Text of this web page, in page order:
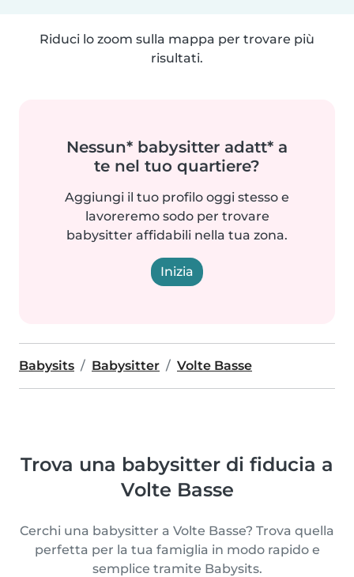
Riduci lo zoom sulla mappa per trovare più
risultati.
Nessun* babysitter adatt* a
te nel tuo quartiere?
Aggiungi il tuo profilo oggi stesso e
lavoreremo sodo per trovare
babysitter affidabili nella tua zona.
Inizia
Babysits Babysitter Volte Basse
Trova una babysitter di fiducia a
Volte Basse
Cerchi una babysitter a Volte Basse? Trova quella
perfetta per la tua famiglia in modo rapido e
semplice tramite Babysits.